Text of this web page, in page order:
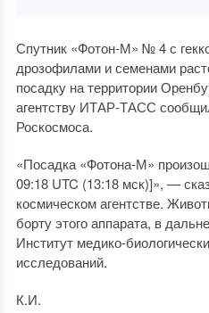
Спутник «Фотон-М» № 4 с
дрозофилами и семенами
посадку на территории
агентству ИТАР-ТАСС
Роскосмоса.
«Посадка «Фотона-М»
09:18 UTC (13:18 мск)]», —
космическом агентстве.
борту этого аппарата, в
Институт медико-
исследований.
К.И.